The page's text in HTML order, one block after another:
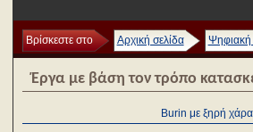
Βρίσκεστε στο Αρχική σελίδα Ψηφιακή
Έργα με βάση τον τρόπο
Burin με ξηρή